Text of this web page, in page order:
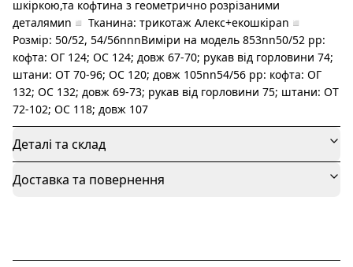
шкіркою,та кофтина з геометрично розрізаними
деталямиn◽️ Тканина: трикотаж Алекс+екошкіраn◽️
Розмір: 50/52, 54/56nnnВиміри на модель 853nn50/52 рр:
кофта: ОГ 124; ОС 124; довж 67-70; рукав від горловини 74;
штани: ОТ 70-96; ОС 120; довж 105nn54/56 рр: кофта: ОГ
132; ОС 132; довж 69-73; рукав від горловини 75; штани: ОТ
72-102; ОС 118; довж 107
Деталі та склад
Доставка та повернення